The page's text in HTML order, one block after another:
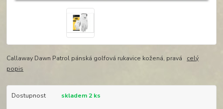
Callaway Dawn Patrol pánská golfová rukavice kožená, pravá celý
popis
Dostupnost skladem 2 ks